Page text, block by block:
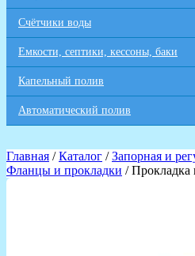
Счётчики воды
Емкости, септики, кессоны, баки
Капельный полив
Автоматический полив
Главная /Каталог /Запорная и
Фланцы и прокладки / Прокладка